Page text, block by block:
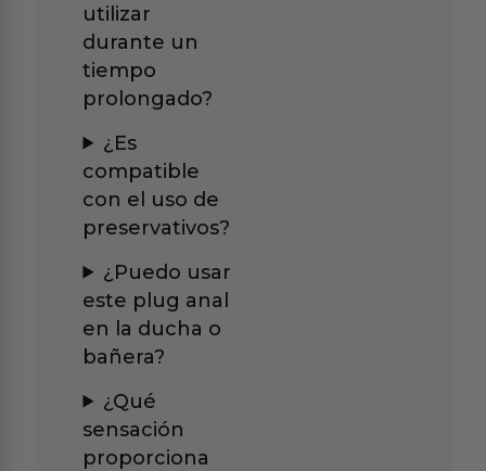
utilizar
durante un
tiempo
prolongado?
¿Es
compatible
con el uso de
preservativos?
¿Puedo usar
este plug anal
en la ducha o
bañera?
¿Qué
sensación
proporciona